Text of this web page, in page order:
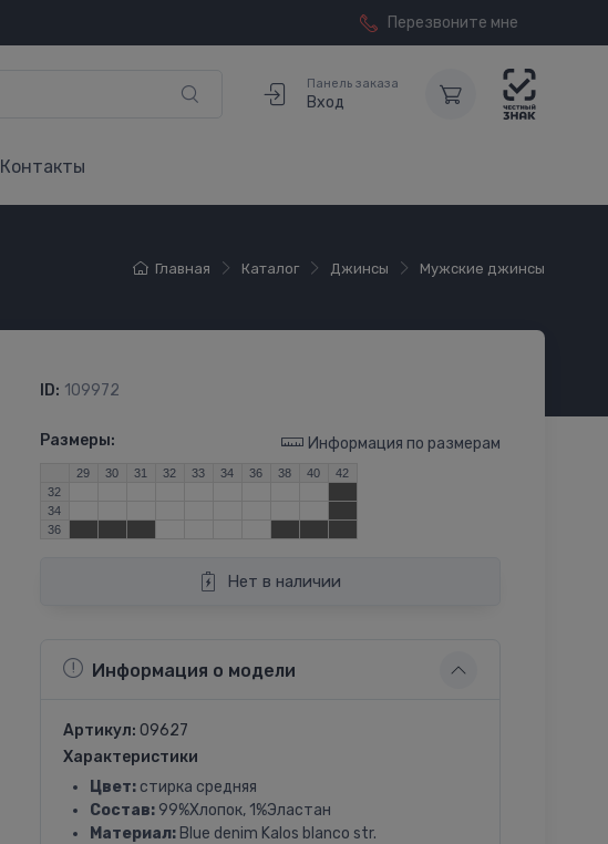
Перезвоните мне
Панель заказа
Вход
Контакты
Главная Каталог Джинсы Мужские джинсы
ID: 109972
Размеры: Информация по размерам
29 30 31 32 33 34 36 38 40
42
32
34
36
Нет в наличии
Информация о модели
Артикул: 09627
Характеристики
Цвет:стирка средняя
Состав:99%Хлопок, 1%Эластан
Материал:Blue denim Kalos blanco str.